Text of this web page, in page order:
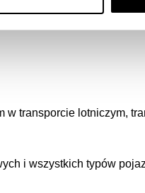
transporcie lotniczym,
i wszystkich typów